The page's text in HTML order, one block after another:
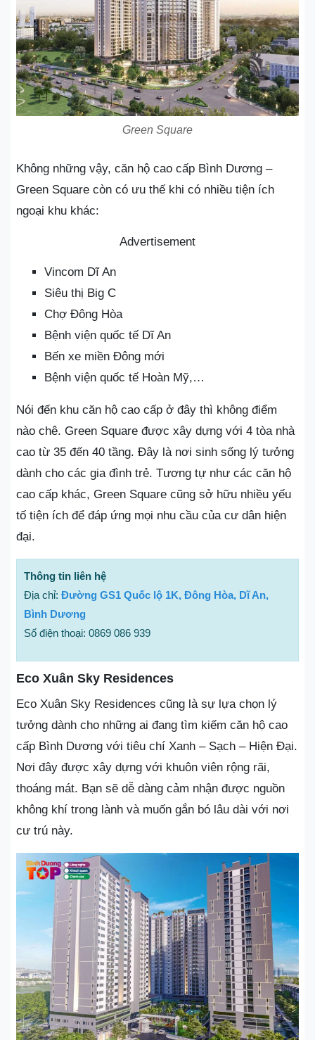
Green Square
Không những vậy, căn hộ cao cấp Bình Dương –
Green Square còn có ưu thế khi có nhiều tiện ích
ngoại khu khác:
Advertisement
Vincom Dĩ An
Siêu thị Big C
Chợ Đông Hòa
Bệnh viện quốc tế Dĩ An
Bến xe miền Đông mới
Bệnh viện quốc tế Hoàn Mỹ,…
Nói đến khu căn hộ cao cấp ở đây thì không điểm
nào chê. Green Square được xây dựng với 4 tòa nhà
cao từ 35 đến 40 tầng. Đây là nơi sinh sống lý tưởng
dành cho các gia đình trẻ. Tương tự như các căn hộ
cao cấp khác, Green Square cũng sở hữu nhiều yếu
tố tiện ích để đáp ứng mọi nhu cầu của cư dân hiện
đại.
Thông tin liên hệ
Địa chỉ: Đường GS1 Quốc lộ 1K, Đông Hòa, Dĩ An,
Bình Dương
Số điện thoại: 0869 086 939
Eco Xuân Sky Residences
Eco Xuân Sky Residences cũng là sự lựa chọn lý
tưởng dành cho những ai đang tìm kiếm căn hộ cao
cấp Bình Dương với tiêu chí Xanh – Sạch – Hiện Đại.
Nơi đây được xây dựng với khuôn viên rộng rãi,
thoáng mát. Bạn sẽ dễ dàng cảm nhận được nguồn
không khí trong lành và muốn gắn bó lâu dài với nơi
cư trú này.